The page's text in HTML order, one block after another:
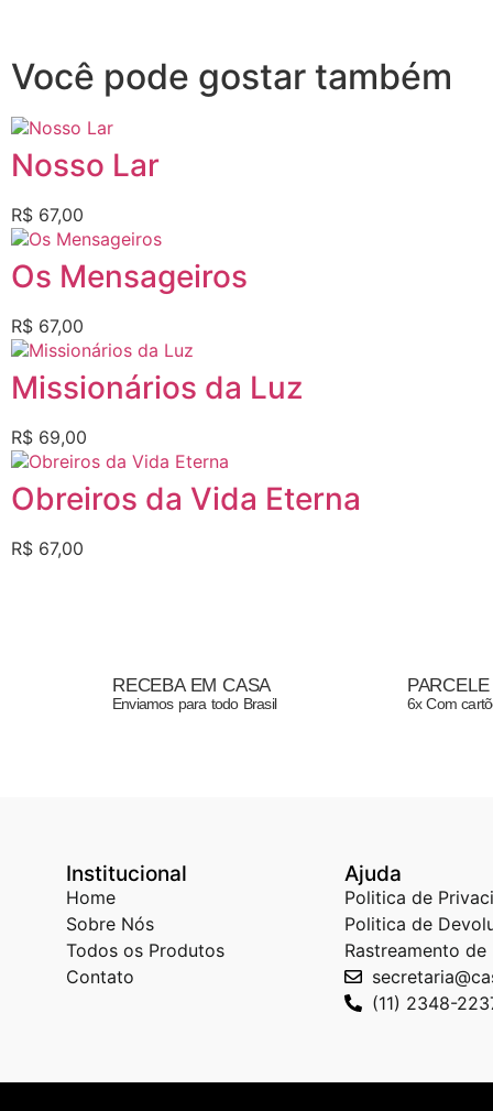
Você pode gostar também
Nosso Lar
R$ 67,00
Os Mensageiros
R$ 67,00
Missionários da Luz
R$ 69,00
Obreiros da Vida Eterna
R$ 67,00
RECEBA EM CASA
Enviamos para todo Brasil 6x Com
Institucional
Home
Sobre Nós
Todos os Produtos
Contato
Ajuda
Politica de
Politica de
Rastreamento de
(11) 2348-